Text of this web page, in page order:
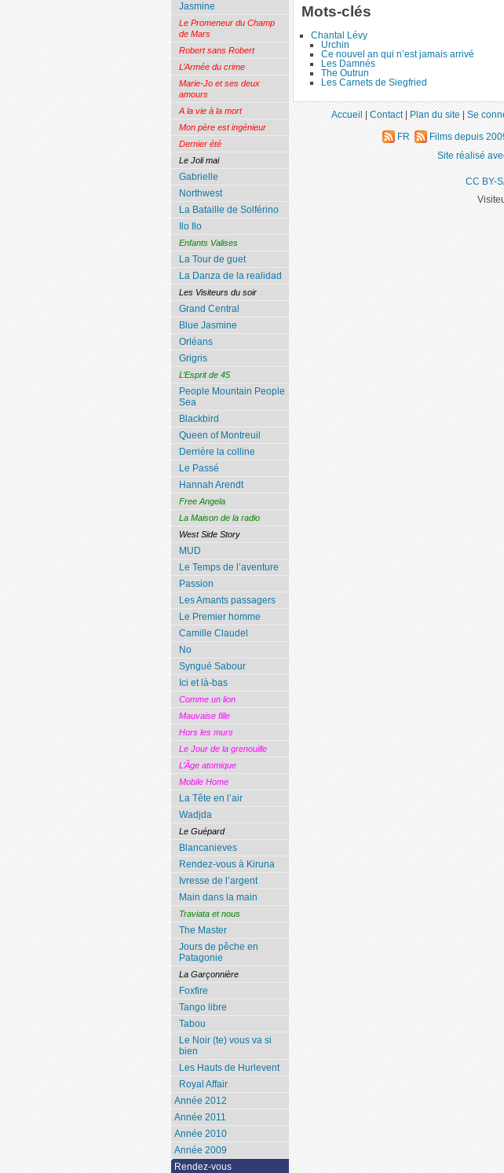
Mots-clés
Chantal Lévy
Urchin
Ce nouvel an qui n’est jamais arrivé
Les Damnés
The Outrun
Les Carnets de Siegfried
Jasmine
Le Promeneur du Champ
de Mars
Robert sans Robert
L’Armée du crime
Marie-Jo et ses deux
amours
A la vie à la mort
Mon père est ingénieur
Dernier été
Le Joli mai
Gabrielle
Northwest
La Bataille de Solférino
Ilo Ilo
Enfants Valises
La Tour de guet
La Danza de la realidad
Les Visiteurs du soir
Grand Central
Blue Jasmine
Orléans
Grigris
L’Esprit de 45
People Mountain People
Sea
Blackbird
Queen of Montreuil
Derrière la colline
Le Passé
Hannah Arendt
Free Angela
La Maison de la radio
West Side Story
MUD
Le Temps de l’aventure
Passion
Les Amants passagers
Le Premier homme
Camille Claudel
No
Syngué Sabour
Ici et là-bas
Comme un lion
Mauvaise fille
Hors les murs
Le Jour de la grenouille
L’Âge atomique
Mobile Home
La Tête en l’air
Wadjda
Le Guépard
Blancanieves
Rendez-vous à Kiruna
Ivresse de l’argent
Main dans la main
Traviata et nous
The Master
Jours de pêche en
Patagonie
La Garçonnière
Foxfire
Tango libre
Tabou
Le Noir (te) vous va si
bien
Les Hauts de Hurlevent
Royal Affair
Année 2012
Année 2011
Année 2010
Année 2009
Rendez-vous
Accueil|Contact|Plan du site|Se
FR Films depuis
Site réalisé
CC BY-